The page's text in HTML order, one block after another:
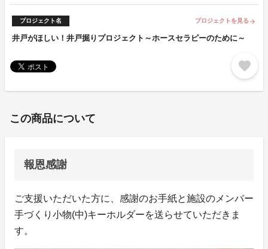
プロジェクト名 プロジェクトを見る arrow_forward
井戸がほしい！井戸掘りプロジェクト～ホースセラピーのために～
favorite
この商品について
報恩感謝
ご支援いただいた方に、感謝のお手紙と施設のメンバー
手づくり小物(中)キーホルダーを送らせていただきま
す。